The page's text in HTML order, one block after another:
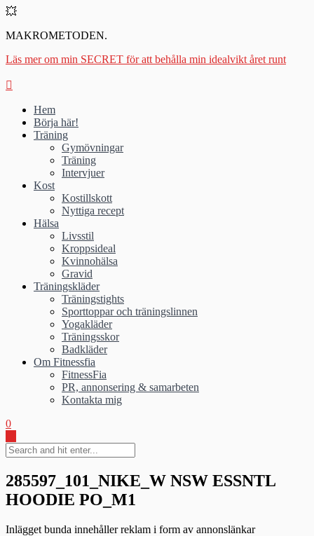
💥
MAKROMETODEN.
Läs mer om min SECRET för att behålla min idealvikt året runt
Hem
Börja här!
Träning
Gymövningar
Träning
Intervjuer
Kost
Kostillskott
Nyttiga recept
Hälsa
Livsstil
Kroppsideal
Kvinnohälsa
Gravid
Träningskläder
Träningstights
Sporttoppar och träningslinnen
Yogakläder
Träningsskor
Badkläder
Om Fitnessfia
FitnessFia
PR, annonsering & samarbeten
Kontakta mig
0
285597_101_NIKE_W NSW ESSNTL
HOODIE PO_M1
Inlägget bunda innehåller reklam i form av annonslänkar